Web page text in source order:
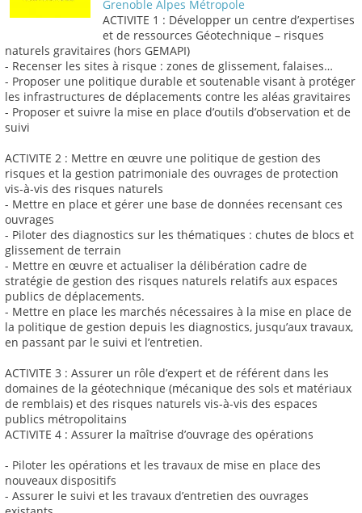
Grenoble Alpes Métropole
ACTIVITE 1 : Développer un centre d’expertises
et de ressources Géotechnique – risques
naturels gravitaires (hors GEMAPI)
- Recenser les sites à risque : zones de glissement, falaises…
- Proposer une politique durable et soutenable visant à protéger
les infrastructures de déplacements contre les aléas gravitaires
- Proposer et suivre la mise en place d’outils d’observation et de
suivi
ACTIVITE 2 : Mettre en œuvre une politique de gestion des
risques et la gestion patrimoniale des ouvrages de protection
vis-à-vis des risques naturels
- Mettre en place et gérer une base de données recensant ces
ouvrages
- Piloter des diagnostics sur les thématiques : chutes de blocs et
glissement de terrain
- Mettre en œuvre et actualiser la délibération cadre de
stratégie de gestion des risques naturels relatifs aux espaces
publics de déplacements.
- Mettre en place les marchés nécessaires à la mise en place de
la politique de gestion depuis les diagnostics, jusqu’aux travaux,
en passant par le suivi et l’entretien.
ACTIVITE 3 : Assurer un rôle d’expert et de référent dans les
domaines de la géotechnique (mécanique des sols et matériaux
de remblais) et des risques naturels vis-à-vis des espaces
publics métropolitains
ACTIVITE 4 : Assurer la maîtrise d’ouvrage des opérations
- Piloter les opérations et les travaux de mise en place des
nouveaux dispositifs
- Assurer le suivi et les travaux d’entretien des ouvrages